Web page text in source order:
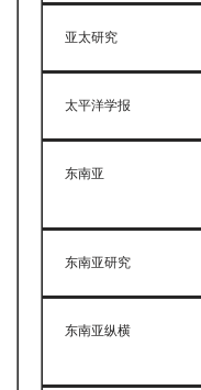
亚太研究
太平洋学报
东南亚
东南亚研究
东南亚纵横